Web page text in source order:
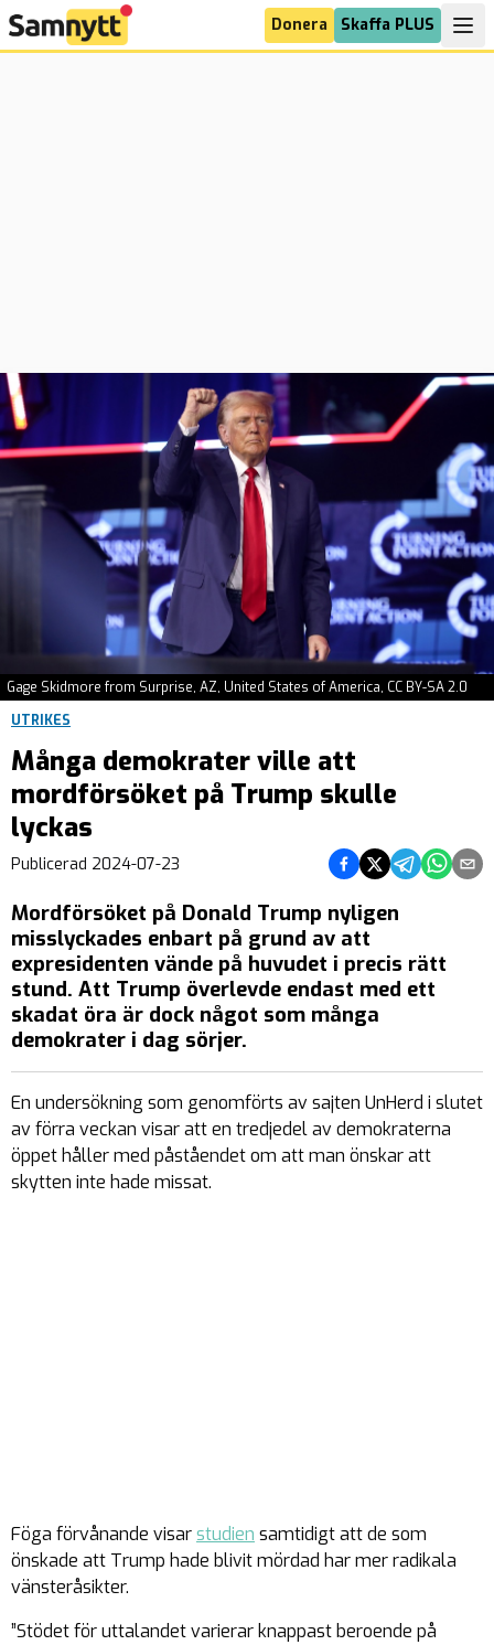
Donera Skaffa PLUS
Gage Skidmore from Surprise, AZ, United States of America, CC BY-SA 2.0
UTRIKES
Många demokrater ville att
mordförsöket på Trump skulle
lyckas
Publicerad 2024-07-23 Dela på Facebook
Dela på Twitter
Dela påDela på
Dela
Mordförsöket på Donald Trump nyligen
misslyckades enbart på grund av att
expresidenten vände på huvudet i precis rätt
stund. Att Trump överlevde endast med ett
skadat öra är dock något som många
demokrater i dag sörjer.
En undersökning som genomförts av sajten UnHerd i slutet
av förra veckan visar att en tredjedel av demokraterna
öppet håller med påståendet om att man önskar att
skytten inte hade missat.
Föga förvånande visarstudien samtidigt att de som
önskade att Trump hade blivit mördad har mer radikala
vänsteråsikter.
”Stödet för uttalandet varierar knappast beroende på